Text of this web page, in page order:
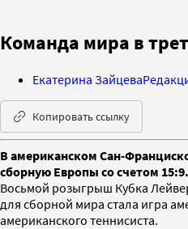
Команда мира в
Екатерина Зайцева
Копировать ссылку
В американском
сборную Европы со счетом
Восьмой розыгрыш Кубка
для сборной мира стала игра
американского теннисиста.